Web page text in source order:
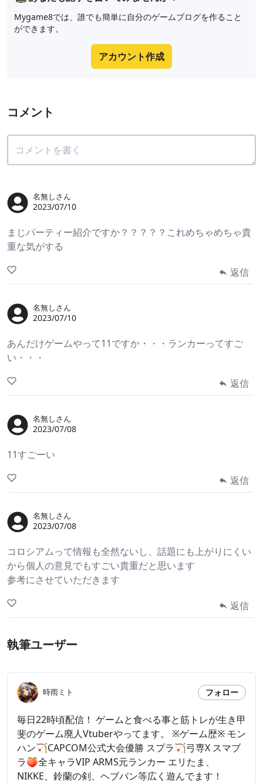
Mygame8では、誰でも簡単に自分のゲームブログを作ること
ができます。
アカウント作成
コメント
名無しさん
2023/07/10
まじパーティー紹介ですか？？？？？これめちゃめちゃ貴
重な気がする
返信
名無しさん
2023/07/10
あんだけゲームやって11ですか・・・ランカーってすご
い・・・
返信
名無しさん
2023/07/08
11すごーい
返信
名無しさん
2023/07/08
コロシアムって情報も全然ないし、話題にも上がりにくい
から個人の意見でもすごい貴重だと思います
参考にさせていただきます
返信
執筆ユーザー
時雨ミト フォロー
毎日22時頃配信！ ゲームと食べる事と筋トレが生き甲
斐のゲーム廃人Vtuberやってます。 ※ゲーム歴※ モン
ハン🏹CAPCOM公式大会優勝 スプラ🏹弓専X スマブ
ラ🍑全キャラVIP ARMS元ランカー エリたま、
NIKKE、鈴蘭の剣、ヘブバン等広く遊んでます！